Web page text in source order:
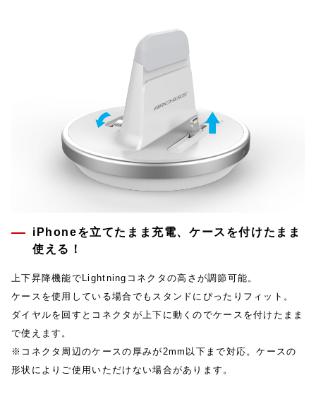
iPhoneを立てたまま充電、ケースを付けたまま
使える！
上下昇降機能でLightningコネクタの高さが調節可能。
ケースを使用している場合でもスタンドにぴったりフィット。
ダイヤルを回すとコネクタが上下に動くのでケースを付けたまま
で使えます。
※コネクタ周辺のケースの厚みが2mm以下まで対応。ケースの
形状によりご使用いただけない場合があります。